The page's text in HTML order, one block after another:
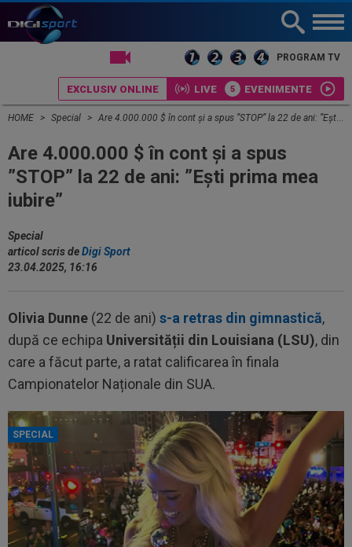
PROGRAM TV
EXCLUSIV ONLINE LIVE EVENIMENTE
HOME Special Are 4.000.000 $ în cont și a spus ”STOP” la 22 de ani: ”Ești prima mea iubire”
Are 4.000.000 $ în cont și a spus
”STOP” la 22 de ani: ”Ești prima mea
iubire”
Special
articol scris deDigi Sport
23.04.2025, 16:16
Olivia Dunne (22 de ani) s-a retras din gimnastică,
după ce echipa Universității din Louisiana (LSU), din
care a făcut parte, a ratat calificarea în finala
Campionatelor Naționale din SUA.
SPECIAL